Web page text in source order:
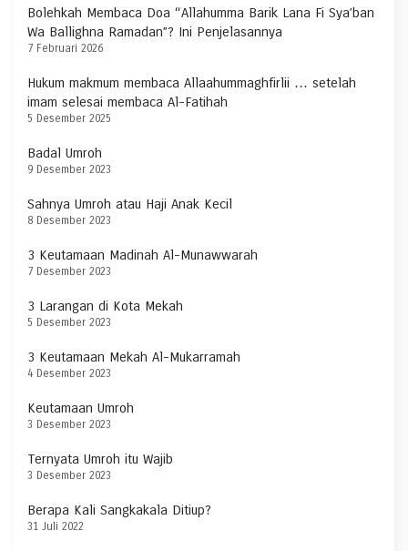
Bolehkah Membaca Doa “Allahumma Barik Lana Fi Sya’ban
Wa Ballighna Ramadan”? Ini Penjelasannya
7 Februari 2026
Hukum makmum membaca Allaahummaghfirlii … setelah
imam selesai membaca Al-Fatihah
5 Desember 2025
Badal Umroh
9 Desember 2023
Sahnya Umroh atau Haji Anak Kecil
8 Desember 2023
3 Keutamaan Madinah Al-Munawwarah
7 Desember 2023
3 Larangan di Kota Mekah
5 Desember 2023
3 Keutamaan Mekah Al-Mukarramah
4 Desember 2023
Keutamaan Umroh
3 Desember 2023
Ternyata Umroh itu Wajib
3 Desember 2023
Berapa Kali Sangkakala Ditiup?
31 Juli 2022